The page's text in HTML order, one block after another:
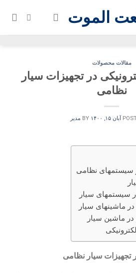
مقالات محصولات
در تجهیزات سیار
نظامی
آبان ۱۵, ۱۴۰۰ BY مدیر
سیستمهای نظامی
سیستمهای سیار
در ماشین‏های سیار
در ماشین سیار
تجهیزات سیار نظامی